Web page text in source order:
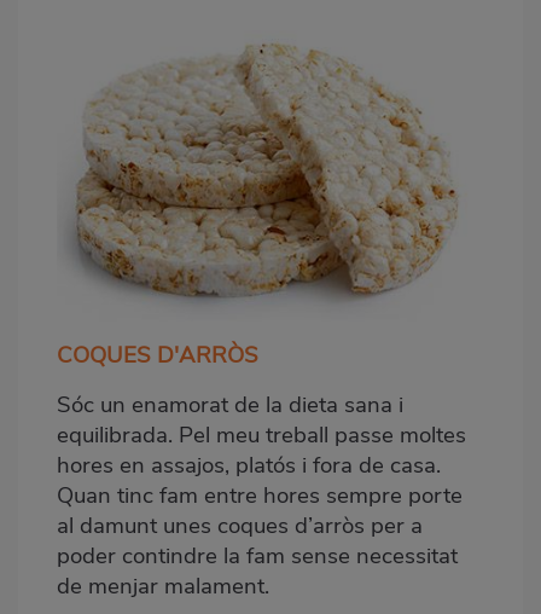
COQUES D'ARRÒS
Sóc un enamorat de la dieta sana i
equilibrada. Pel meu treball passe moltes
hores en assajos, platós i fora de casa.
Quan tinc fam entre hores sempre porte
al damunt unes coques d’arròs per a
poder contindre la fam sense necessitat
de menjar malament.